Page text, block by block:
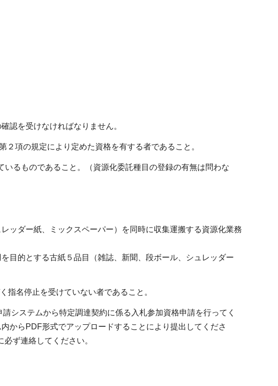
認を受けなければなりません。
項の規定により定めた資格を有する者であること。
るものであること。（資源化委託種目の登録の有無は問わな
ダー紙、ミックスペーパー）を同時に収集運搬する資源化業務
的とする古紙５品目（雑誌、新聞、段ボール、シュレッダー
指名停止を受けていない者であること。
システムから特定調達契約に係る入札参加資格申請を行ってく
からPDF形式でアップロードすることにより提出してくださ
ず連絡してください。